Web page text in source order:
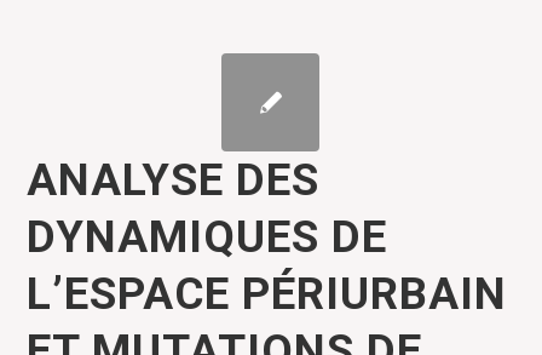
ANALYSE DES
DYNAMIQUES DE
L’ESPACE PÉRIURBAIN